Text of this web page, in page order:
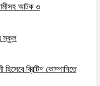
আটক ৩
স্কুল
ব্রিটিশ কোম্পানিতে